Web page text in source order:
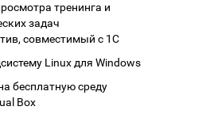
тренинга и
задач
совместимый с 1С
Linux для Windows
бесплатную среду
Box